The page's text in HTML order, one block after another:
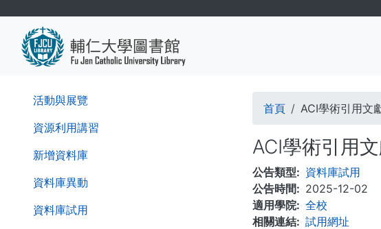
活動與展覽
資源利用講習
新增資料庫
資料庫異動
資料庫試用
導
連
結
首頁 ACI學術引用文
ACI學術引用
公告類型
資料庫試用
公告時間
2025-12-02
適用學院
全校
相關連結
試用網址